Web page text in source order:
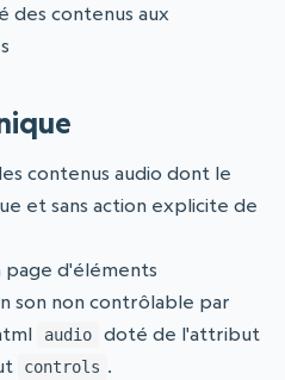
des contenus aux
contenus audio dont le
et sans action explicite de
page d'éléments
son non contrôlable par
audio doté de l'attribut
controls .